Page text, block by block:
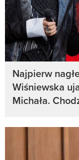
Najpierw
Wiśniewska
Michała.